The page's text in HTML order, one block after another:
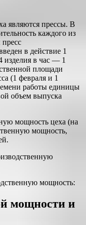
являются прессы. В
каждого из
в действие 1
из­делия в час — 1
пло­щади
(1 февраля и 1
работы единицы
объем выпуска
мощность цеха (на
мощность,
мощность:
мощности и